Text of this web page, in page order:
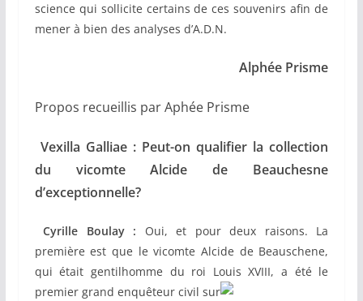
science qui sollicite certains de ces souvenirs afin de
mener à bien des analyses d’A.D.N.
Alphée Prisme
Propos recueillis parAphée Prisme
Vexilla Galliae : Peut-on qualifier la collection
du vicomte Alcide de Beauchesne
d’exceptionnelle?
Cyrille Boulay : Oui, et pour deux raisons. La
première est que le vicomte Alcide de Beauschene,
qui était gentilhomme du roi Louis XVIII, a été le
premier grand enquêteur civil sur